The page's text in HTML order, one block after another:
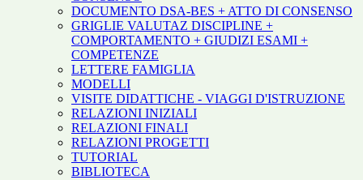
DOCUMENTO DSA-BES + ATTO DI CONSENSO
GRIGLIE VALUTAZ DISCIPLINE +
COMPORTAMENTO + GIUDIZI ESAMI +
COMPETENZE
LETTERE FAMIGLIA
MODELLI
VISITE DIDATTICHE - VIAGGI D'ISTRUZIONE
RELAZIONI INIZIALI
RELAZIONI FINALI
RELAZIONI PROGETTI
TUTORIAL
BIBLIOTECA